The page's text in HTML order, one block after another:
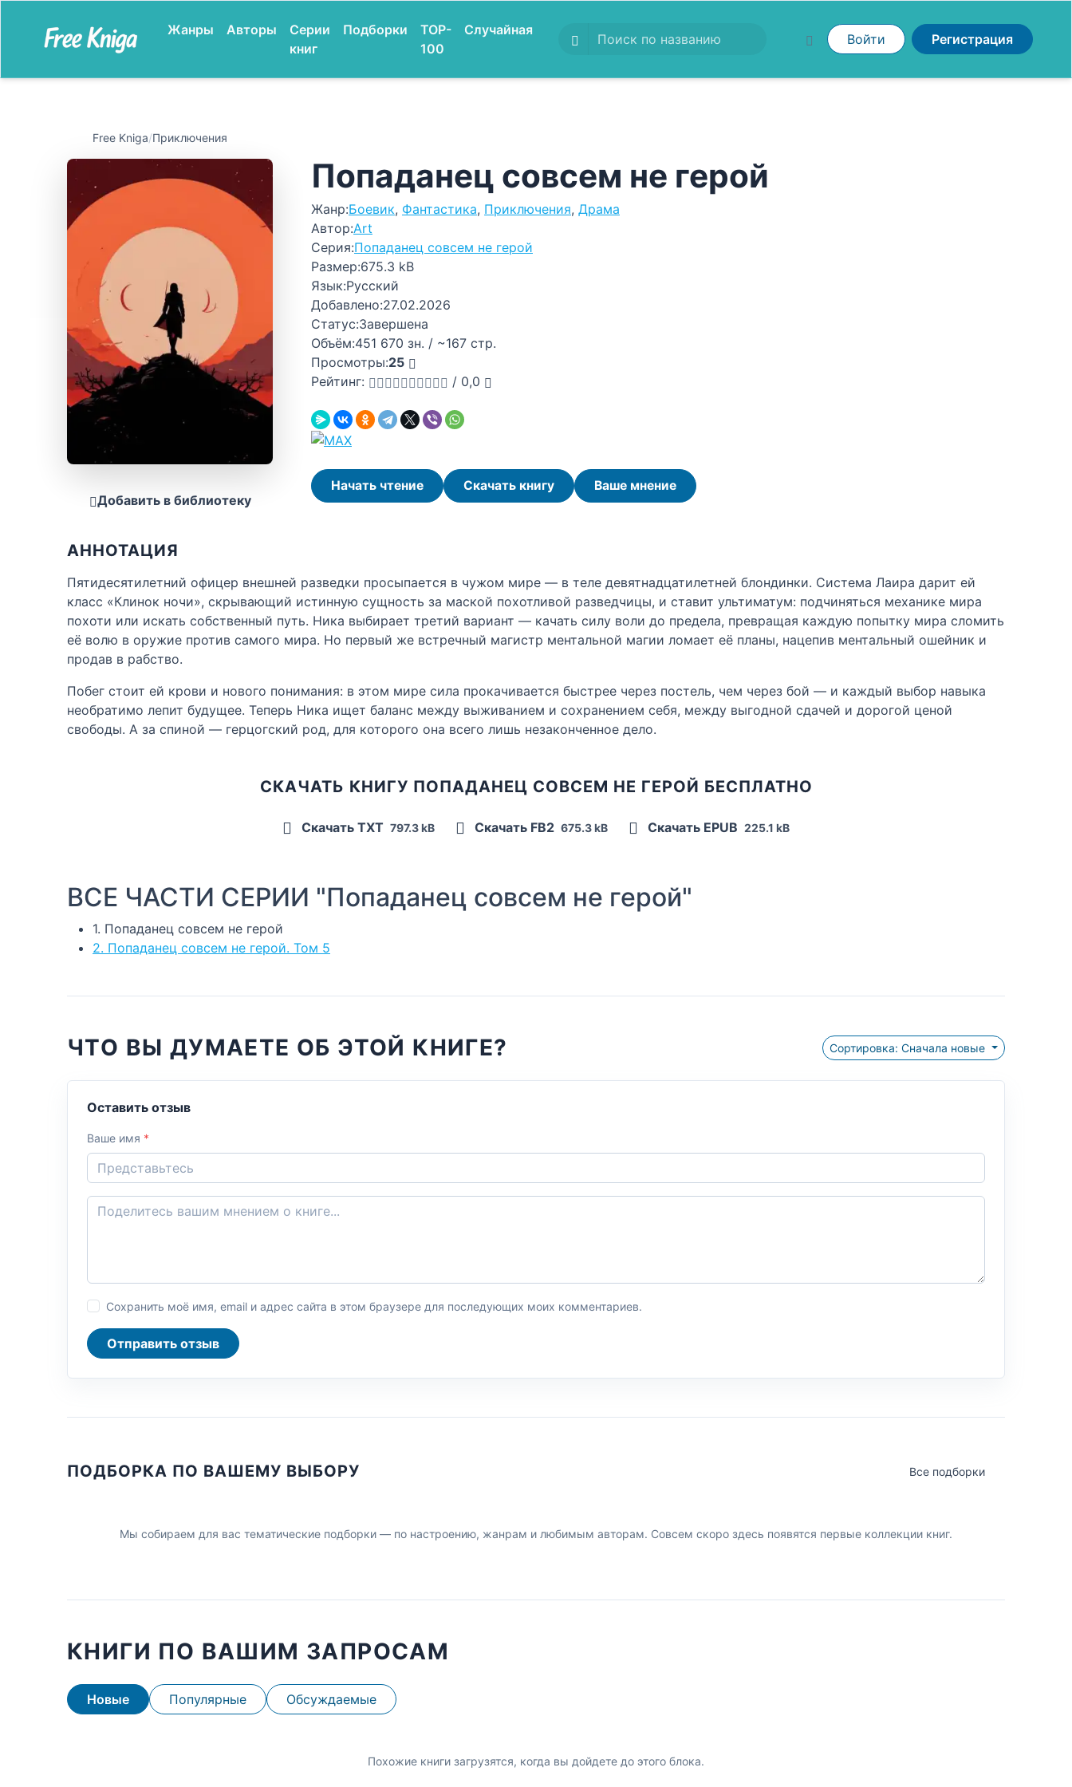
Жанры Авторы
Серии
книг
Подборки
TOP-
100
Случайная
Войти Регистрация
Free Kniga/Приключения
Добавить в библиотеку
Попаданец совсем не герой
Жанр:Боевик, Фантастика, Приключения, Драма
Автор:Art
Серия:Попаданец совсем не герой
Размер:675.3 kB
Язык:Русский
Добавлено:27.02.2026
Статус:Завершена
Объём:451 670 зн. / ~167 стр.
Просмотры:25
Рейтинг:
/ 0,0
Начать чтение Скачать книгу Ваше мнение
АННОТАЦИЯ
Пятидесятилетний офицер внешней разведки просыпается в чужом мире — в теле девятнадцатилетней блондинки. Система Лаира дарит ей
класс «Клинок ночи», скрывающий истинную сущность за маской похотливой разведчицы, и ставит ультиматум: подчиняться механике мира
похоти или искать собственный путь. Ника выбирает третий вариант — качать силу воли до предела, превращая каждую попытку мира сломить
её волю в оружие против самого мира. Но первый же встречный магистр ментальной магии ломает её планы, нацепив ментальный ошейник и
продав в рабство.
Побег стоит ей крови и нового понимания: в этом мире сила прокачивается быстрее через постель, чем через бой — и каждый выбор навыка
необратимо лепит будущее. Теперь Ника ищет баланс между выживанием и сохранением себя, между выгодной сдачей и дорогой ценой
свободы. А за спиной — герцогский род, для которого она всего лишь незаконченное дело.
СКАЧАТЬ КНИГУ ПОПАДАНЕЦ СОВСЕМ НЕ ГЕРОЙ БЕСПЛАТНО
Скачать TXT 797.3 kB Скачать FB2 675.3 kB Скачать EPUB 225.1 kB
ВСЕ ЧАСТИ СЕРИИ "Попаданец совсем не герой"
1. Попаданец совсем не герой
2. Попаданец совсем не герой. Том 5
ЧТО ВЫ ДУМАЕТЕ ОБ ЭТОЙ КНИГЕ? Сортировка: Сначала новые
Оставить отзыв
Ваше имя *
Сохранить моё имя, email и адрес сайта в этом браузере для последующих моих комментариев.
Отправить отзыв
ПОДБОРКА ПО ВАШЕМУ ВЫБОРУ Все подборки
Мы собираем для вас тематические подборки — по настроению, жанрам и любимым авторам. Совсем скоро здесь появятся первые коллекции книг.
КНИГИ ПО ВАШИМ ЗАПРОСАМ
Новые Популярные Обсуждаемые
Похожие книги загрузятся, когда вы дойдете до этого блока.